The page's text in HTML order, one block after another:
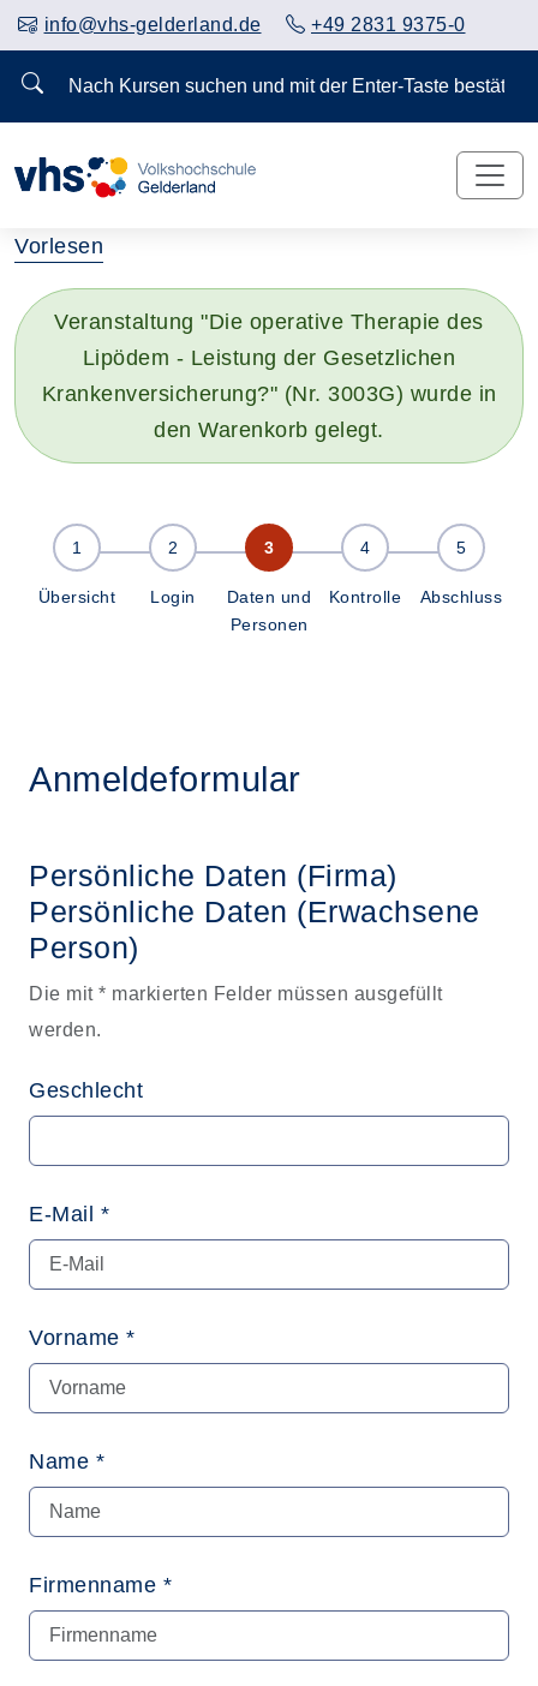
info@vhs-gelderland.de +49 2831 9375-0
Nach Kursen suchen und mit der Enter-Taste
Vorlesen
Veranstaltung "Die operative Therapie des
Lipödem - Leistung der Gesetzlichen
Krankenversicherung?" (Nr. 3003G) wurde in
den Warenkorb gelegt.
Übersicht Login
Daten und
Personen
Kontrolle Abschluss
Anmeldeformular
Persönliche Daten (Firma)
Persönliche Daten (Erwachsene
Person)
Die mit * markierten Felder müssen ausgefüllt
werden.
Geschlecht
E-Mail *
Vorname *
Name *
Firmenname *